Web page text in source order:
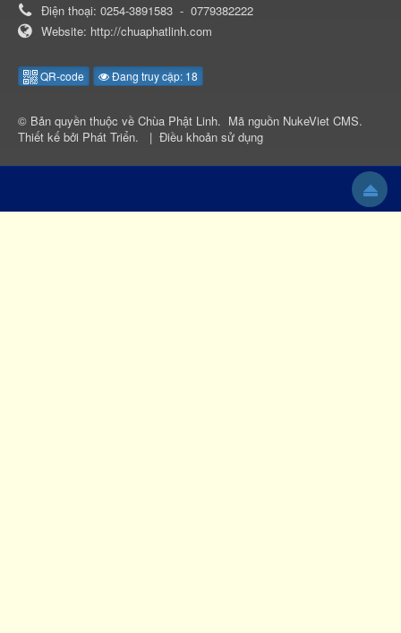
Điện thoại: 0254-3891583 - 0779382222
Website: http://chuaphatlinh.com
QR-code Đang truy cập: 18
© Bản quyền thuộc về Chùa Phật Linh. Mã nguồn NukeViet CMS.
Thiết kế bởi Phát Triển. | Điều khoản sử dụng